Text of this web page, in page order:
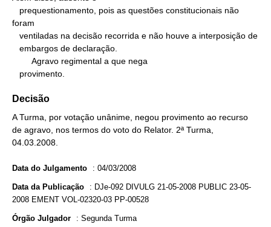
foram
   provimento.
Decisão
A Turma, por votação unânime, negou provimento ao recurso
de agravo, nos termos do voto do Relator. 2ª Turma,
04.03.2008.
Data do Julgamento : 04/03/2008
Data da Publicação : DJe-092 DIVULG 21-05-2008 PUBLIC 23-05-
2008 EMENT VOL-02320-03 PP-00528
Órgão Julgador : Segunda Turma